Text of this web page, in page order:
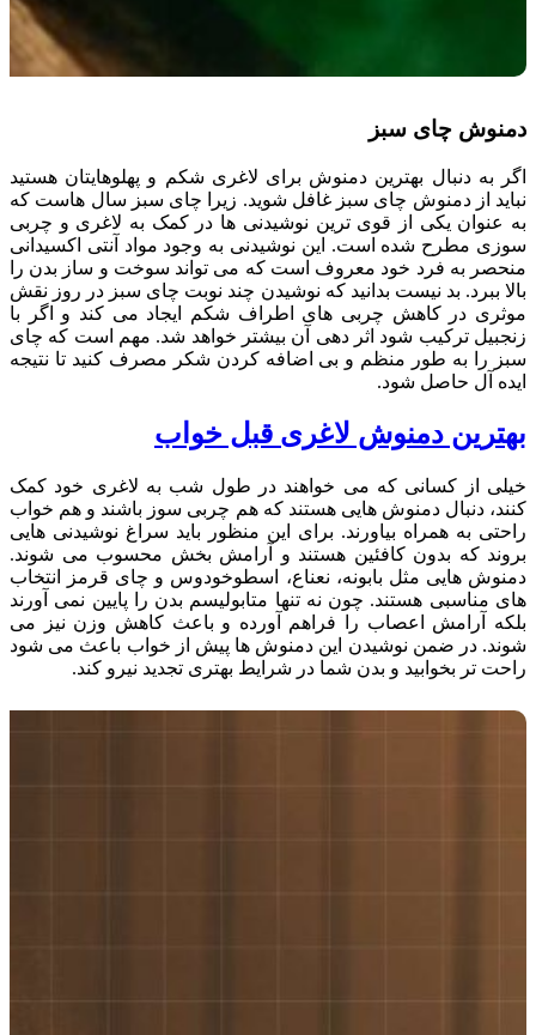
دمنوش چای سبز
اگر به دنبال بهترین دمنوش برای لاغری شکم و پهلوهایتان هستید
نباید از دمنوش چای سبز غافل شوید. زیرا چای سبز سال هاست که
به عنوان یکی از قوی ترین نوشیدنی ها در کمک به لاغری و چربی
سوزی مطرح شده است. این نوشیدنی به وجود مواد آنتی اکسیدانی
منحصر به فرد خود معروف است که می تواند سوخت و ساز بدن را
بالا ببرد. بد نیست بدانید که نوشیدن چند نوبت چای سبز در روز نقش
موثری در کاهش چربی های اطراف شکم ایجاد می کند و اگر با
زنجبیل ترکیب شود اثر دهی آن بیشتر خواهد شد. مهم است که چای
سبز را به طور منظم و بی اضافه کردن شکر مصرف کنید تا نتیجه
ایده آل حاصل شود.
بهترین دمنوش لاغری قبل خواب
خیلی از کسانی که می خواهند در طول شب به لاغری خود کمک
کنند، دنبال دمنوش هایی هستند که هم چربی سوز باشند و هم خواب
راحتی به همراه بیاورند. برای این منظور باید سراغ نوشیدنی هایی
بروند که بدون کافئین هستند و آرامش بخش محسوب می شوند.
دمنوش هایی مثل بابونه، نعناع، اسطوخودوس و چای قرمز انتخاب
های مناسبی هستند. چون نه تنها متابولیسم بدن را پایین نمی آورند
بلکه آرامش اعصاب را فراهم آورده و باعث کاهش وزن نیز می
شوند. در ضمن نوشیدن این دمنوش ها پیش از خواب باعث می شود
راحت تر بخوابید و بدن شما در شرایط بهتری تجدید نیرو کند.